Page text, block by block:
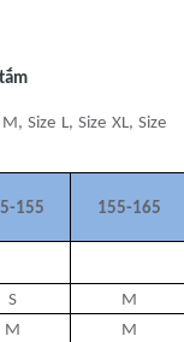
Size L, Size XL, Size
155
155-165
S
M
M
M